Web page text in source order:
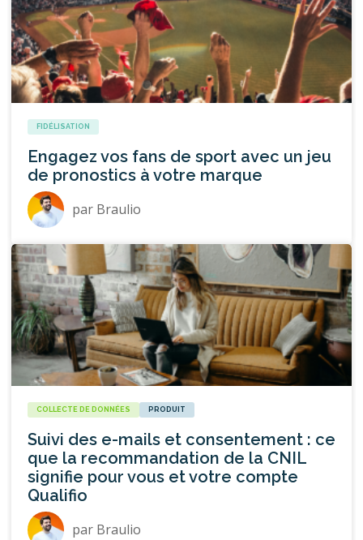
FIDÉLISATION
Engagez vos fans de sport avec un jeu
de pronostics à votre marque
par Braulio
COLLECTE DE DONNÉES PRODUIT
Suivi des e-mails et consentement : ce
que la recommandation de la CNIL
signifie pour vous et votre compte
Qualifio
par Braulio